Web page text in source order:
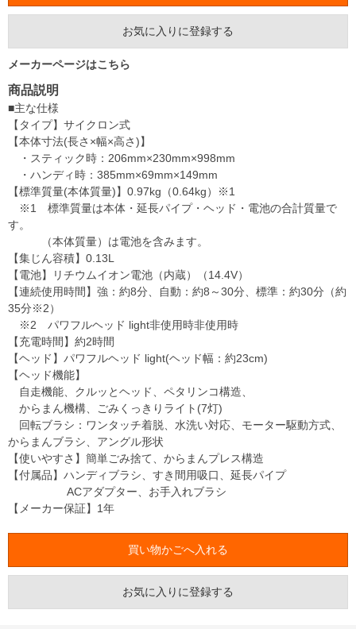
お気に入りに登録する
メーカーページはこちら
商品説明
■主な仕様
【タイプ】サイクロン式
【本体寸法(長さ×幅×高さ)】
・スティック時：206mm×230mm×998mm
・ハンディ時：385mm×69mm×149mm
【標準質量(本体質量)】0.97kg（0.64kg）※1
※1 標準質量は本体・延長パイプ・ヘッド・電池の合計質量で
す。
（本体質量）は電池を含みます。
【集じん容積】0.13L
【電池】リチウムイオン電池（内蔵）（14.4V）
【連続使用時間】強：約8分、自動：約8～30分、標準：約30分（約
35分※2）
※2 パワフルヘッド light非使用時非使用時
【充電時間】約2時間
【ヘッド】パワフルヘッド light(ヘッド幅：約23cm)
【ヘッド機能】
自走機能、クルッとヘッド、ペタリンコ構造、
からまん機構、ごみくっきりライト(7灯)
回転ブラシ：ワンタッチ着脱、水洗い対応、モーター駆動方式、
からまんブラシ、アングル形状
【使いやすさ】簡単ごみ捨て、からまんプレス構造
【付属品】ハンディブラシ、すき間用吸口、延長パイプ
ACアダプター、お手入れブラシ
【メーカー保証】1年
お気に入りに登録する